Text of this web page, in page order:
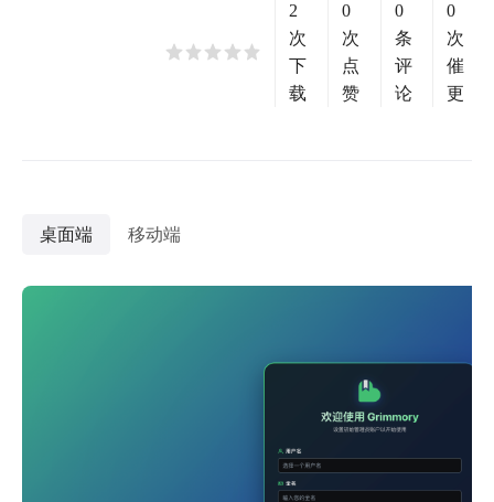
2
次
下
载
0
次
点
赞
0
条
评
论
0
次
催
更
桌面端 移动端